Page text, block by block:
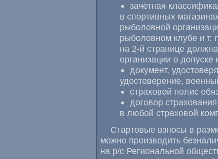
зачетная
в спортивных
рыболовной
рыболовном клубе и т.
на 2-й странице
организации о допуске
документ,
удостоверение,
страховой полис
договор
в любой страховой
Стартовые взносы в
можно производить
на р/с Региональной